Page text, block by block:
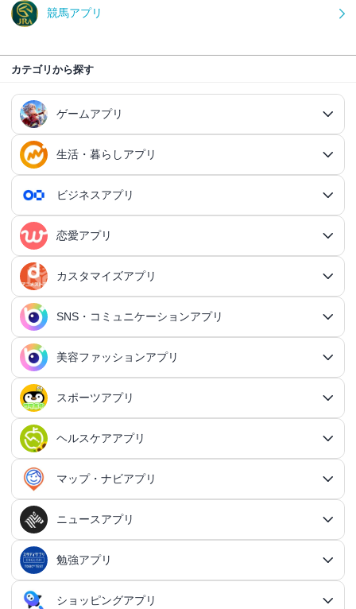
競馬アプリ
カテゴリから探す
ゲームアプリ
ゲームアプリ総合
RPGアプリ
RPGアプリ総合
王道RPGアプリ
アクションRPGアプリ
シミュレーションRPGアプリ
ダンジョンRPGアプリ
MMORPGアプリ
放置系RPGアプリ
美少女RPGアプリ
カードRPGアプリ
クイズRPGアプリ
カジュアルRPGアプリ
アクションゲームアプリ
3Dアクションアプリ
アクションRPGアプリ
MOBAアプリ
ステルスゲームアプリ
シミュレーションアプリ
シミュレーションアプリ総合
育成シミュレーションアプリ
戦略シミュレーションアプリ
箱庭シミュレーションアプリ
恋愛シミュレーションアプリ
歴史シミュレーションアプリ
メタバース体験シミュレーションゲームアプリ
対戦・協力ゲームアプリ
対戦・協力ゲームアプリ総合
オンライン対戦アプリ
協力・マルチプレイアプリ
シューティングゲームアプリ
FPSアプリ
TPSアプリ
オンラインシューティングアプリ
縦スクシューティングアプリ
横スクシューティングアプリ
スナイパーゲームアプリ
アドベンチャーゲームアプリ
アドベンチャーゲームアプリ総合
ミステリーアドベンチャーアプリ
ホラーアドベンチャーアプリ
サウンドノベルアプリ
サバイバルアドベンチャーアプリ
パズル・脳トレアプリ
パズル・脳トレアプリ総合
パズルゲームアプリ
脱出ゲームアプリ
脳トレゲームアプリ
音楽ゲームアプリ
音楽ゲームアプリ総合
手持ち曲で遊ぶ音ゲーアプリ
ボカロ曲収録音ゲーアプリ
リズムタップゲームアプリ
オープンワールドアプリ
オープンワールドアプリ総合
3Dサンドボックスアプリ
カジュアルゲームアプリ
クレーンゲームアプリ
育成ゲームアプリ
育成ゲームアプリ総合
生活・暮らしアプリ
生活・暮らしアプリ総合
ファイナンスアプリ
家計簿アプリ
ふるさと納税アプリ
貯金アプリ
スマホ決済アプリ
クレジットカードアプリ
投資アプリ
確定申告アプリ
ギャンブルの管理アプリ
日記アプリ
交換日記アプリ
写真カレンダーアプリ
シンプルな日記アプリ
終活アプリ
行動記録アプリ
行動記録アプリ総合
習慣化アプリ
ポイ活アプリ
ポイ活アプリ総合
レシートポイ活アプリ
歩いてお金を稼ぐアプリ
登録でお金がもらえるアプリ
動画を見るだけで稼ぐアプリ
スケジューラ・時計アプリ
リマインダーアプリ
時計アプリ
タイマーアプリ
ライフログアプリ
持ち物管理アプリ
生理周期アプリ
体重管理アプリ
血圧記録アプリ
体温記録アプリ
家事アプリ
家事アプリ総合
料理アプリ
掃除アプリ
家事分担アプリ
育児アプリ
育児アプリ総合
育児記録アプリ
防犯アプリ
防犯アプリ総合
防犯ブザーアプリ
防災アプリ
メモアプリ
ビジネスアプリ
ビジネスアプリ総合
タスク管理アプリ
タスク管理アプリ総合
個人タスク管理アプリ
タスク共有アプリ
プロジェクト管理アプリ
QRコードアプリ
QRコード作成アプリ
janコード検索アプリ
OCRアプリ
OCRアプリ総合
翻訳カメラアプリ
議事録アプリ
議事録アプリ総合
文字起こしアプリ
高音質ボイスレコーダーアプリ
顧客管理アプリ
ファイル管理アプリ
ファイル管理アプリ総合
クラウド保存・共有アプリ
PDFアプリ
名刺管理アプリ総合
会計アプリ
会計アプリ総合
小売・卸売支援ツールアプリ
在庫管理アプリ
思考整理アプリ
恋愛アプリ
恋愛アプリ総合
マッチングアプリ
マッチングアプリ総合
20代向けマッチングアプリ
30代向けマッチングアプリ
40代向けマッチングアプリ
60代・シニア向けマッチングアプリ
出会いアプリ
カップルアプリ
カップルアプリ総合
カップルSNSアプリ
記念日アプリ
デートアプリ
デートスポットアプリ
恋愛診断アプリ
恋愛相談アプリ
女性の悩み解決アプリ
カスタマイズアプリ
カスタマイズアプリ総合
IFTTTアプリ
オートクリッカーアプリ
ネットワークアプリ
スピードテストアプリ
VPNアプリ
スマホ最適化アプリ
スマホ最適化アプリ総合
メモリの確認／解放アプリ
パスワード管理アプリ
セキュリティ対策アプリ
VPNアプリ
キーボードアプリ
文字起こしアプリ
顔文字・絵文字アプリ
画面の設定アプリ
ホーム画面アプリ
ウィジェットカスタマイズアプリ
音の設定アプリ
録音アプリ
SNS・コミュニケーションアプリ
SNS・コミュニケーションアプリ総合
SNSアプリ
SNSアプリ総合
X（Twitter）アプリ
LINEアプリ
マストドンアプリ
写真投稿SNSアプリ
メールアプリ
フリーメールアプリ
チャットアプリ
チャットアプリ総合
SMSアプリ
お絵描きチャットアプリ
電話アプリ
電話アプリ総合
ビデオ通話アプリ
電話帳アプリ
掲示板アプリ
ゲーム募集アプリ
アイコン画像アプリ
美容ファッションアプリ
美容ファッションアプリ総合
ヘア・メイク・ネイルアプリ
メイク・スキンケアアプリ
ネイルアプリ
ファッションアプリ
コーデの参考アプリ
服デザインアプリ
ボディケア・エステアプリ
女性向けダイエットアプリ
整形アプリ
スポーツアプリ
スポーツアプリ総合
陸上競技アプリ
陸上競技アプリ総合
ウォーキングアプリ
ランニングアプリ
自転車アプリ
テニスアプリ
ライトアプリ
ライトアプリ総合
ヘルスケアアプリ
ヘルスケアアプリ総合
健康管理アプリ
健康管理アプリ総合
体重管理アプリ
妊娠・出産アプリ
マップ・ナビアプリ
マップ・ナビアプリ総合
ドライブアプリ
鉄道アプリ
ニュースアプリ
ニュースアプリ総合
スポーツニュースアプリ
勉強アプリ
勉強アプリ総合
ショッピングアプリ